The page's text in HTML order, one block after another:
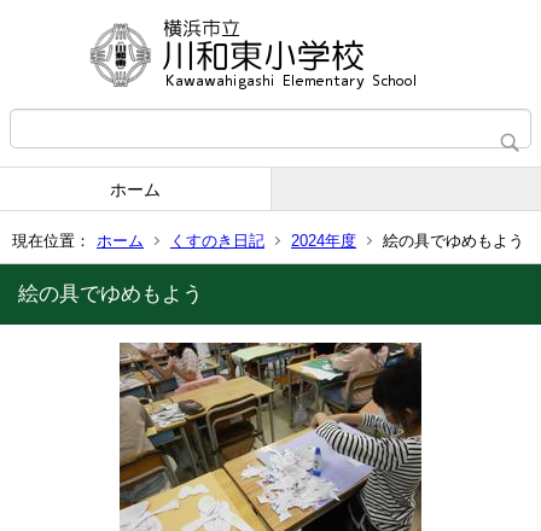
ホーム
現在位置： ホーム くすのき日記 2024年度 絵の具でゆめもよう
絵の具でゆめもよう